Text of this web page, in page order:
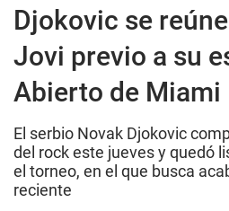
Djokovic se
Jovi previo a su
Abierto de Miami
El serbio Novak Djokovic
del rock este jueves y quedó
el torneo, en el que busca
reciente